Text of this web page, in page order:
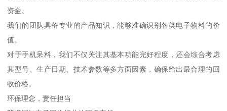
资金。
我们的团队具备专业的产品知识，能够准确识别各类电子物料的价
值。
对于手机呆料，我们不仅关注其基本功能完好程度，还会综合考虑
其型号、生产日期、技术参数等多方面因素，确保给出最合理的回
收价格。
环保理念，责任担当